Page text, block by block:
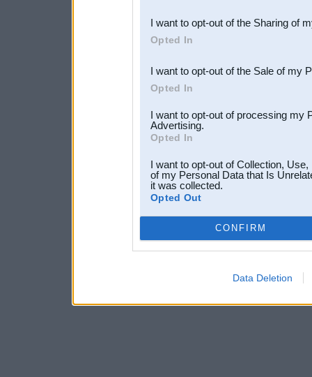
Downstream Participants
third parties.
I want to opt-out of the Sharing of
Opted In
I want to opt-out of the Sale of my
Opted In
I want to opt-out of processing my
Advertising.
Opted In
I want to opt-out of Collection,
of my Personal Data that Is
it was collected.
Opted Out
CONFIRM
Data Deletion